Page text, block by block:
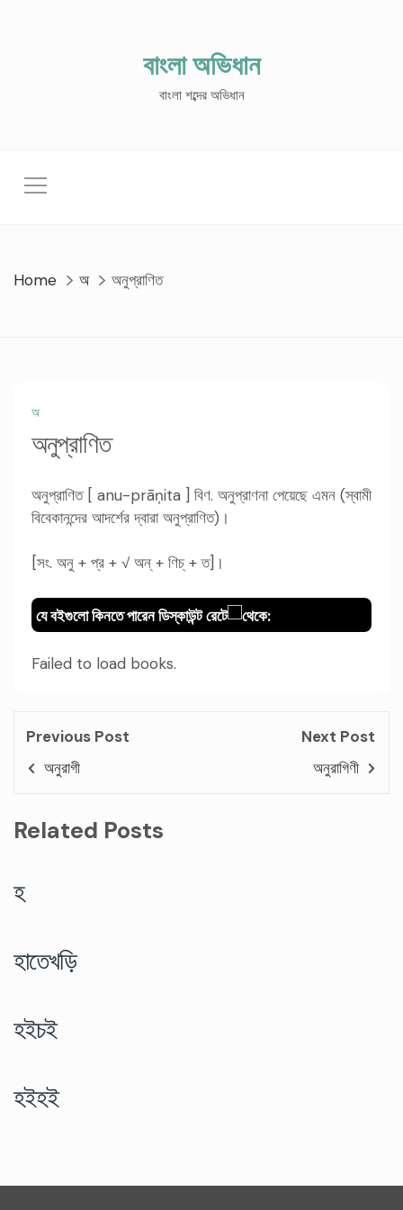
বাংলা অভিধান
বাংলা শব্দের অভিধান
Home অ অনুপ্রাণিত
অ
অনুপ্রাণিত
অনুপ্রাণিত [ anu-prāņita ] বিণ. অনুপ্রাণনা পেয়েছে এমন (স্বামী
বিবেকানন্দের আদর্শের দ্বারা অনুপ্রাণিত)।
[সং. অনু + প্র + √ অন্ + ণিচ্ + ত]।
যে বইগুলো কিনতে পারেন ডিস্কাউন্ট রেটে থেকে:
Failed to load books.
Previous Post
অনুরাগী
Next Post
অনুরাগিণী
Related Posts
হ
হাতেখড়ি
হইচই
হইহই